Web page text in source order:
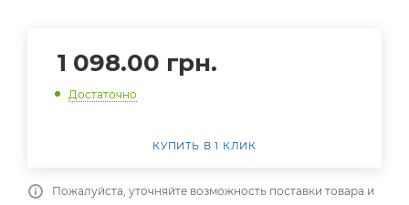
1 098.00 грн.
Достаточно
КУПИТЬ В 1 КЛИК
Пожалуйста, уточняйте возможность поставки товара и